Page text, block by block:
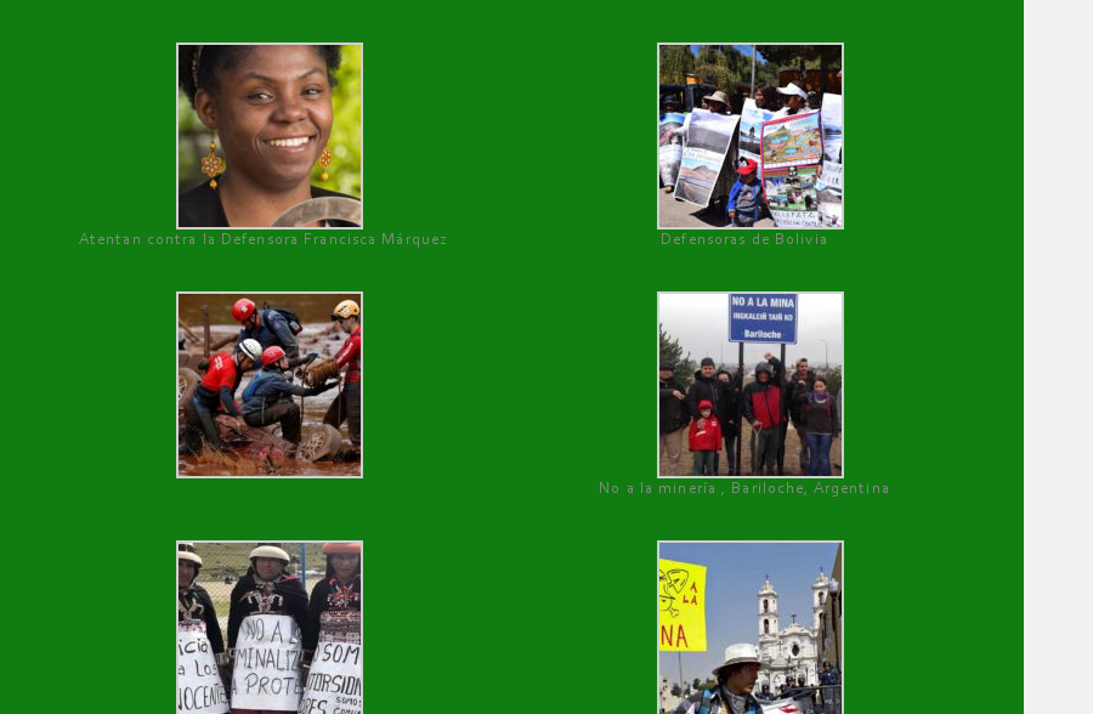
Atentan contra la Defensora Francisca Márquez Defensoras de Bolivia
No a la minería , Bariloche, Argentina